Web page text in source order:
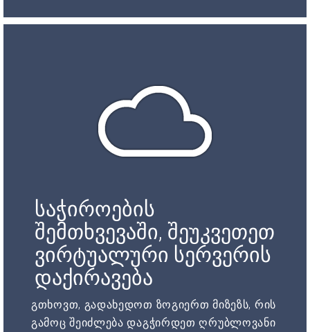
საჭიროების
შემთხვევაში, შეუკვეთეთ
ვირტუალური სერვერის
დაქირავება
გთხოვთ, გადახედოთ ზოგიერთ მიზეზს, რის
გამოც შეიძლება დაგჭირდეთ ღრუბლოვანი